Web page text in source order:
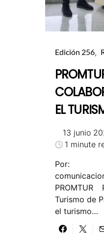
Edición 256
EL
13 junio
1 minute
Por:
Turismo de
el turismo…